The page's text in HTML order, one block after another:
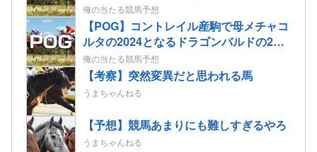
スの2歳情報
俺の当たる競馬予想
【POG】コントレイル産駒で母メチャコ
ルタの2024となるドラゴンバルドの2歳
情報
俺の当たる競馬予想
【考察】突然変異だと思われる馬
うまちゃんねる
【予想】競馬あまりにも難しすぎるやろ
うまちゃんねる